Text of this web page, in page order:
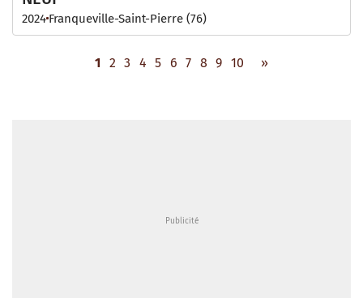
2024 Franqueville-Saint-Pierre (76)
1 2 3 4 5 6 7 8 9 10 »